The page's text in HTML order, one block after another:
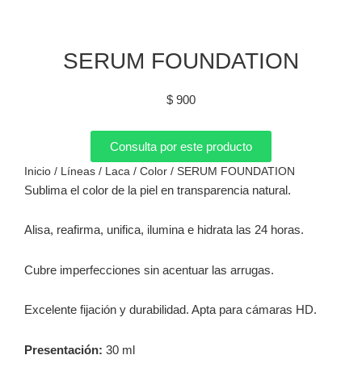
SERUM FOUNDATION
$ 900
Consulta por este producto
Inicio / Líneas / Laca / Color / SERUM FOUNDATION
Sublima el color de la piel en transparencia natural.
Alisa, reafirma, unifica, ilumina e hidrata las 24 horas.
Cubre imperfecciones sin acentuar las arrugas.
Excelente fijación y durabilidad. Apta para cámaras HD.
Presentación: 30 ml